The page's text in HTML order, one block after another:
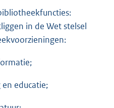
in de Wet stelsel
educatie;